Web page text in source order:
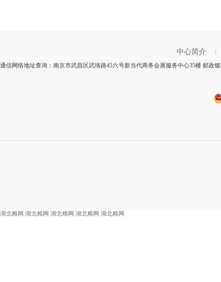
中心简介
通信网络地址查询：南京市武昌区武珞路45六号新当代商务会展服务中心35楼 邮政
湖北粮网 湖北粮网 湖北粮网 湖北粮网 湖北粮网